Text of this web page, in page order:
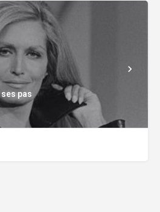
ses pas